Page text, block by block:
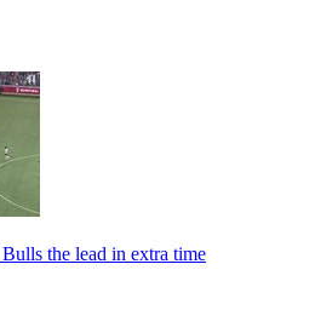
the lead in extra time